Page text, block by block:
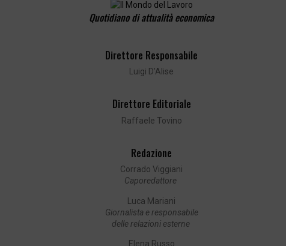
Quotidiano di attualità economica
Direttore Responsabile
Luigi D’Alise
Direttore Editoriale
Raffaele Tovino
Redazione
Corrado Viggiani
Caporedattore
Luca Mariani
Giornalista e responsabile
delle relazioni esterne
Elena Russo